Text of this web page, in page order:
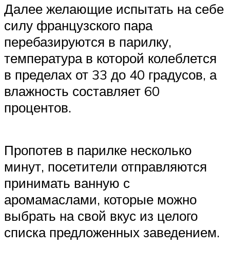
Далее желающие испытать на себе
силу французского пара
перебазируются в парилку,
температура в которой колеблется
в пределах от 33 до 40 градусов, а
влажность составляет 60
процентов.
Пропотев в парилке несколько
минут, посетители отправляются
принимать ванную с
аромамаслами, которые можно
выбрать на свой вкус из целого
списка предложенных заведением.